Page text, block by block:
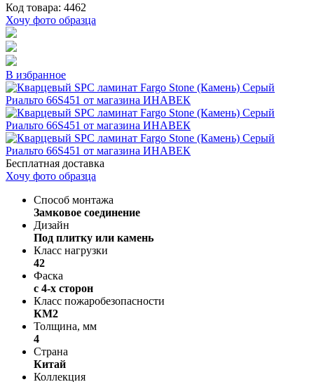
Код товара: 4462
Хочу фото образца
В избранное
Бесплатная доставка
Хочу фото образца
Способ монтажа
Замковое соединение
Дизайн
Под плитку или камень
Класс нагрузки
42
Фаска
с 4-х сторон
Класс пожаробезопасности
КМ2
Толщина, мм
4
Страна
Китай
Коллекция